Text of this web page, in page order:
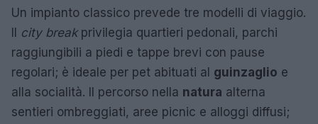
Un impianto classico prevede tre modelli di viaggio.
city breakprivilegia quartieri pedonali, parchi
raggiungibili a piedi e tappe brevi con pause
regolari; è ideale per pet abituati al guinzaglio e
alla socialità. Il percorso nella natura alterna
sentieri ombreggiati, aree picnic e alloggi diffusi;